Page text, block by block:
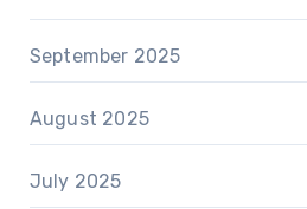
September 2025
August 2025
July 2025